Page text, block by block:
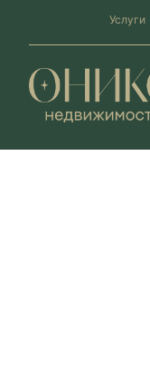
Услуги